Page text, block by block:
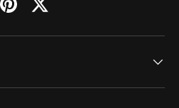
PinterestTwitter